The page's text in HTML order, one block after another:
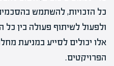
כל הזכויות, להשתמש
ולפעול לשיתוף פעולה בין
אלו יכולים לסייע במניעת
הפרויקטים.